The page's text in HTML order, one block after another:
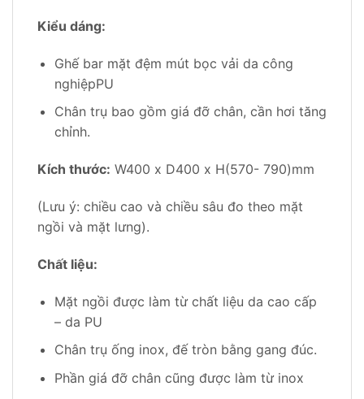
Kiểu dáng:
Ghế bar mặt đệm mút bọc vải da công
nghiệpPU
Chân trụ bao gồm giá đỡ chân, cần hơi tăng
chỉnh.
Kích thước: W400 x D400 x H(570- 790)mm
(Lưu ý: chiều cao và chiều sâu đo theo mặt
ngồi và mặt lưng).
Chất liệu:
Mặt ngồi được làm từ chất liệu da cao cấp
– da PU
Chân trụ ống inox, đế tròn bằng gang đúc.
Phần giá đỡ chân cũng được làm từ inox